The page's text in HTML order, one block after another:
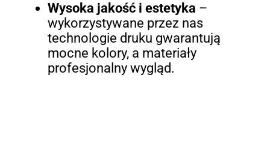
Wysoka jakość i estetyka –
wykorzystywane przez nas
technologie druku gwarantują
mocne kolory, a materiały
profesjonalny wygląd.